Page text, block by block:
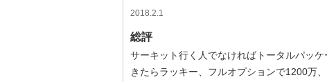
2018.2.1
総評
サーキット行く人でなければトータルパッ
きたらラッキー、フルオプションで1200万